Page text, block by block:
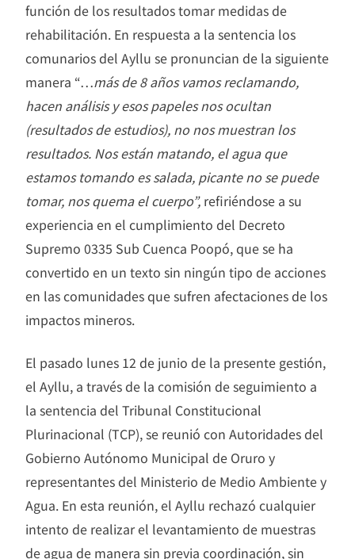
función de los resultados tomar medidas de
rehabilitación. En respuesta a la sentencia los
comunarios del Ayllu se pronuncian de la siguiente
manera “…más de 8 años vamos reclamando,
hacen análisis y esos papeles nos ocultan
(resultados de estudios), no nos muestran los
resultados. Nos están matando, el agua que
estamos tomando es salada, picante no se puede
tomar, nos quema el cuerpo”, refiriéndose a su
experiencia en el cumplimiento del Decreto
Supremo 0335 Sub Cuenca Poopó, que se ha
convertido en un texto sin ningún tipo de acciones
en las comunidades que sufren afectaciones de los
impactos mineros.
El pasado lunes 12 de junio de la presente gestión,
el Ayllu, a través de la comisión de seguimiento a
la sentencia del Tribunal Constitucional
Plurinacional (TCP), se reunió con Autoridades del
Gobierno Autónomo Municipal de Oruro y
representantes del Ministerio de Medio Ambiente y
Agua. En esta reunión, el Ayllu rechazó cualquier
intento de realizar el levantamiento de muestras
de agua de manera sin previa coordinación, sin